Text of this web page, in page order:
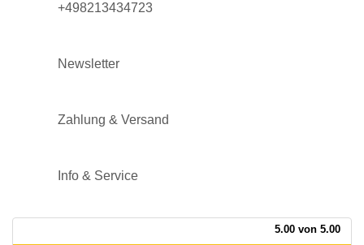
+498213434723
Newsletter
Zahlung & Versand
Info & Service
5.00 von 5.00